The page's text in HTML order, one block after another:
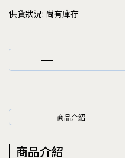
供貨狀況: 尚有庫存
商品介紹
商品介紹